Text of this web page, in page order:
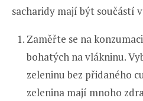
sacharidy mají být součástí
Zaměřte se na
bohatých na vlákninu.
zeleninu bez přidaného
zelenina mají mnoho